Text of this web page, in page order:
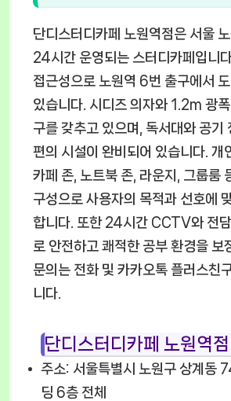
단디스터디카페 노원역점은 서울
24시간 운영되는 스터디카페입니
접근성으로 노원역 6번 출구에서
있습니다. 시디즈 의자와 1.2m 광
구를 갖추고 있으며, 독서대와 공기
편의 시설이 완비되어 있습니다. 개
카페 존, 노트북 존, 라운지, 그룹룸
구성으로 사용자의 목적과 선호에
합니다. 또한 24시간 CCTV와 전담
로 안전하고 쾌적한 공부 환경을 보
문의는 전화 및 카카오톡 플러스친
니다.
단디스터디카페 노원역점
주소: 서울특별시 노원구 상계동
딩 6층 전체